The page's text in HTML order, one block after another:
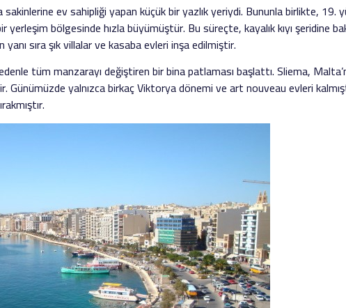
ev sahipliği yapan küçük bir yazlık yeriydi. Bununla birlikte, 19.
yerleşim bölgesinde hızla büyümüştür. Bu süreçte, kayalık kıyı şeridine
sıra şık villalar ve kasaba evleri inşa edilmiştir.
tüm manzarayı değiştiren bir bina patlaması başlattı. Sliema,
yalnızca birkaç Viktorya dönemi ve art nouveau evleri